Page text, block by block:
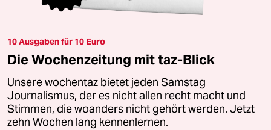
10 Ausgaben für 10 Euro
Die Wochenzeitung mit taz-Blick
Unsere wochentaz bietet jeden Samstag
Journalismus, der es nicht allen recht macht und
Stimmen, die woanders nicht gehört werden. Jetzt
zehn Wochen lang kennenlernen.